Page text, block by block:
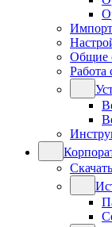
Импорт
Общие
Работа
Скачать